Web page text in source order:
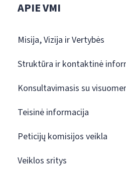
APIE VMI
Misija, Vizija ir Vertybės
Struktūra ir kontaktinė
Konsultavimasis su
Teisinė informacija
Peticijų komisijos veikla
Veiklos sritys